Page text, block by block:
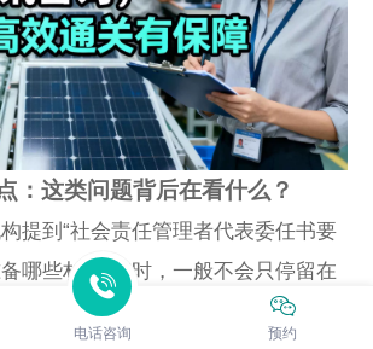
：这类问题背后在看什么？
提到“社会责任管理者代表委任书要
哪些材料？”时，一般不会只停留在
它作为切入点，去观察工厂在人
电话咨询 预约